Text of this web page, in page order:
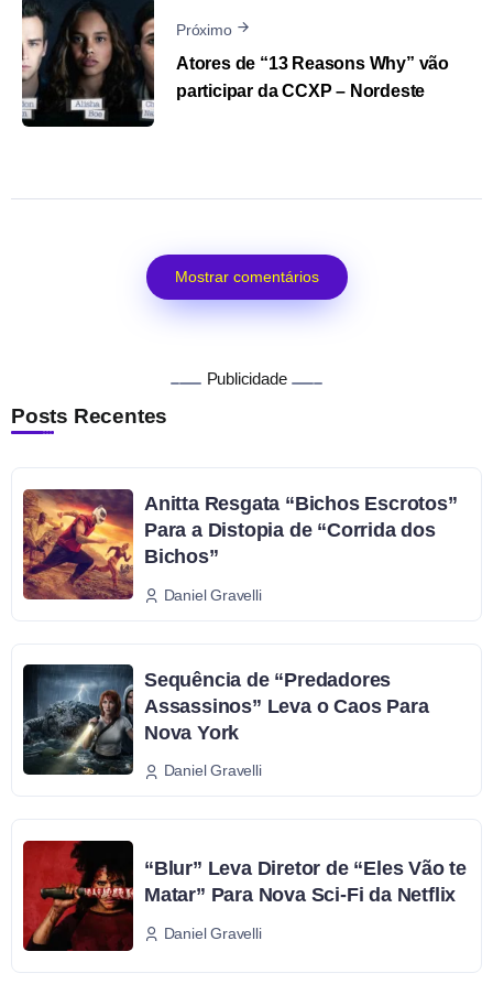
Próximo
Atores de “13 Reasons Why” vão
participar da CCXP – Nordeste
Mostrar comentários
Publicidade
Posts Recentes
Anitta Resgata “Bichos Escrotos”
Para a Distopia de “Corrida dos
Bichos”
Daniel Gravelli
Sequência de “Predadores
Assassinos” Leva o Caos Para
Nova York
Daniel Gravelli
“Blur” Leva Diretor de “Eles Vão te
Matar” Para Nova Sci-Fi da Netflix
Daniel Gravelli